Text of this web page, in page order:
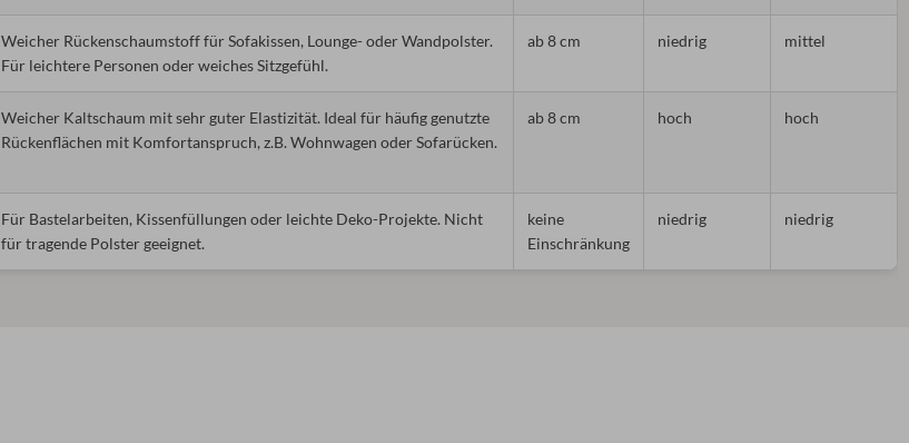
Weicher Rückenschaumstoff für Sofakissen, Lounge- oder Wandpolster.
Für leichtere Personen oder weiches Sitzgefühl.
ab 8 cm niedrig mittel
Weicher Kaltschaum mit sehr guter Elastizität. Ideal für häufig genutzte
Rückenflächen mit Komfortanspruch, z.B. Wohnwagen oder Sofarücken.
ab 8 cm hoch hoch
Für Bastelarbeiten, Kissenfüllungen oder leichte Deko-Projekte. Nicht
für tragende Polster geeignet.
keine
Einschränkung
niedrig niedrig